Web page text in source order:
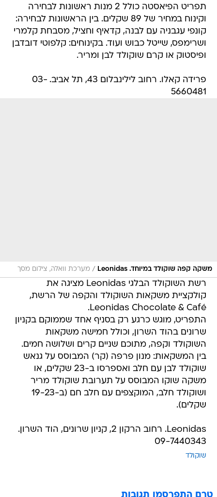
תפריט הפיאסטה כולל 2 מנות ראשונות לבחירה
וקינוח במחיר של 89 שקלים. בין הראשונות לבחירה:
קונפי עגבניה עם לבנה, קדאיף וחציל, מסבחת קלמרי
ושרימפס, שייטל כבוש ועוד. בקינוחים: קלפוטי דובדבן
ופיסטוק או קרם שוקולד לבן ומריר.
פרידה קאלו. רחוב לילינבלום 43, תל אביב. 03-
5660481
משקה קפה שוקולד במיוחד. Leonidas / מערכת וואלה, צילום מסך
רשת השוקולד הבלגי Leonidas מציגה את
קולקציית משקאות השוקולד והקפה של הרשת,
Leonidas Chocolate & Café.
התפריט, מוגש כרגע רק בסניף אחד שממוקם בקניון
שרונים בהוד השרון, וכולל חמישה משקאות
השוקולד וקפה, מתוכם שניים קרים ושלושה חמים.
בין המשקאות: מנון פרפה (קר) המבוסס על גנאש
שוקולד לבן עם חלב ואספרסו ב-23 שקלים, או
משקה שוקו המבוסס על תערובת שוקולד מריר
ושוקולד חלב, המוקצפים עם חלב חם (ב-19-23
שקלים).
Leonidas. רחוב הרקון 2, קניון שרונים, הוד השרון.
09-7440343
שוקולד